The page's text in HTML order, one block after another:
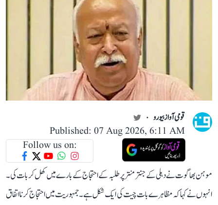
قومی آواز بیورو
Published: 07 Aug 2026, 6:11 AM
Follow us on:
موہن بھاگوت نے دہلی کے جنتر منتر پر طلبہ کے احتجاج کے بارے میں کھل کر بات کی۔
انہوں نے کہا کہ مظاہرے بات چیت کی ایک شکل ہے۔ جمہوریت میں احتجاج کرنا اتفاق